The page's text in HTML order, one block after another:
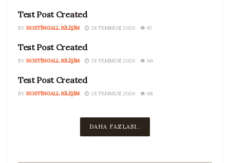
UNCATEGORIZED
Test Post Created
BY HOSTINGALL BILIŞIM 28 TEMMUZ 2026 67
UNCATEGORIZED
Test Post Created
BY HOSTINGALL BILIŞIM 28 TEMMUZ 2026 66
UNCATEGORIZED
Test Post Created
BY HOSTINGALL BILIŞIM 28 TEMMUZ 2026 68
DAHA FAZLASI..